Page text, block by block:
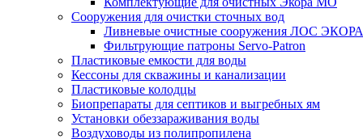
Сооружения для очистки сточных вод
Ливневые очистные сооружения ЛОС ЭКОРА
Фильтрующие патроны Servo-Patron
Пластиковые емкости для воды
Кессоны для скважины и канализации
Пластиковые колодцы
Биопрепараты для септиков и выгребных ям
Установки обеззараживания воды
Воздуховоды из полипропилена